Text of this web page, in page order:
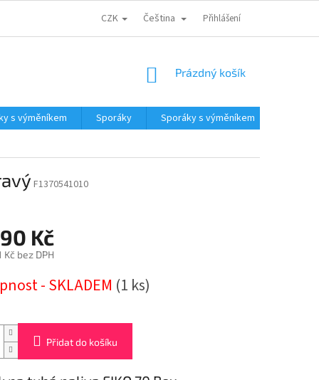
PARTNEŘI ODSTOUPENÍ OD KUPNÍ SMLOUVY
CZK Čeština Přihlášení
NÁKUPNÍ
Prázdný košík
s výměníkem Sporáky Sporáky s výměníkem
F1370541010
Kč
Kč bez DPH
- SKLADEM (1 ks)
Přidat do košíku